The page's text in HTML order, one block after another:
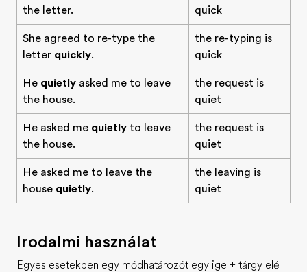
the letter.
quick
She agreed to re-type the
letter quickly.
the re-typing is
quick
He quietly asked me to leave
the house.
the request is
quiet
He asked me quietly to leave
the house.
the request is
quiet
He asked me to leave the
house quietly.
the leaving is
quiet
Irodalmi használat
Egyes esetekben egy módhatározót egy ige + tárgy elé